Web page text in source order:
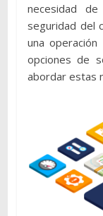
necesidad
seguridad del
una
opciones de
abordar estas